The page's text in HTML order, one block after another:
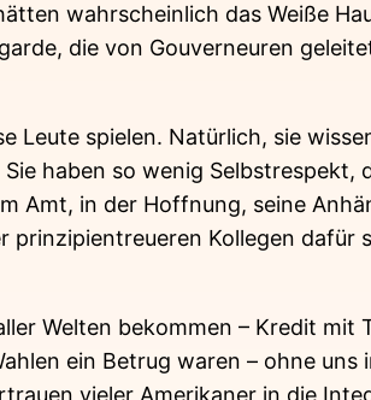
wahrscheinlich das Weiße
die von Gouverneuren
Leute spielen. Natürlich, sie
haben so wenig Selbstrespekt,
Amt, in der Hoffnung, seine
prinzipientreueren Kollegen
Welten bekommen – Kredit
ein Betrug waren – ohne
vieler Amerikaner in die